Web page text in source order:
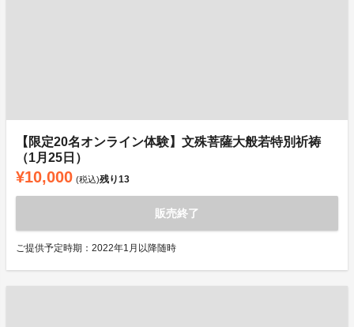
【限定20名オンライン体験】文殊菩薩大般若特別祈祷
（1月25日）
¥10,000 (税込)残り13
販売終了
ご提供予定時期：2022年1月以降随時